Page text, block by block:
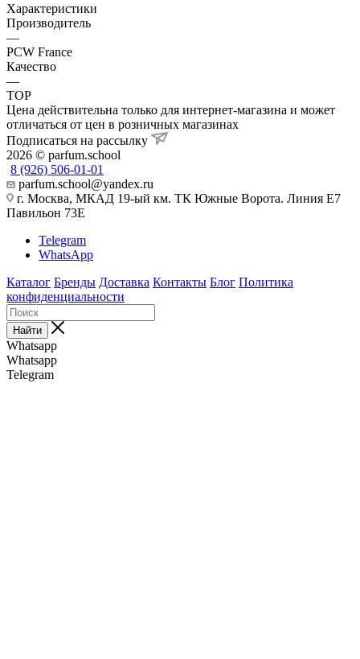
Характеристики
Производитель
—
PCW France
Качество
—
TOP
Цена действительна только для интернет-магазина и может
отличаться от цен в розничных магазинах
Подписаться на рассылку
2026 © parfum.school
8 (926) 506-01-01
parfum.school@yandex.ru
г. Москва, МКАД 19-ый км. ТК Южные Ворота. Линия Е7
Павильон 73Е
Telegram
WhatsApp
Каталог Бренды Доставка Контакты Блог Политика
конфиденциальности
Найти
Whatsapp
Whatsapp
Telegram